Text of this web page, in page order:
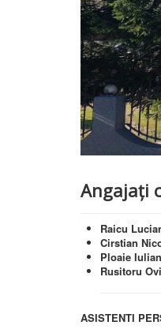
Angajați
Raicu
Cirstian
Ploaie
Rusitoru
ASISTENTI